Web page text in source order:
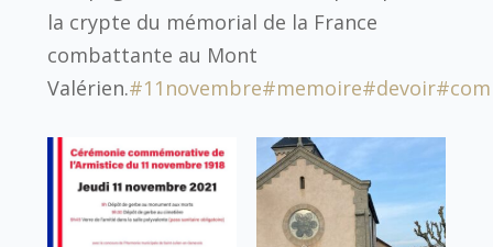
la crypte du mémorial de la France
combattante au Mont
Valérien.#11novembre#memoire#devoir